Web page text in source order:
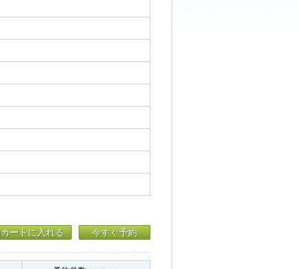
ートに入れる 今すぐ予約